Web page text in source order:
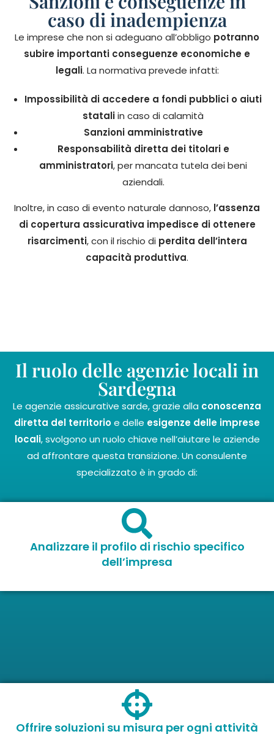
Le imprese che non si adeguano all’obbligo potranno
subire importanti conseguenze economiche e
legali. La normativa prevede infatti:
Impossibilità di accedere a fondi pubblici o aiuti
stataliin caso di calamità
Sanzioni amministrative
Responsabilità diretta dei titolari e
amministratori, per mancata tutela dei beni
aziendali.
Inoltre, in caso di evento naturale dannoso, l’assenza
di copertura assicurativa impedisce di ottenere
risarcimenti, con il rischio di perdita dell’intera
capacità produttiva.
caso di inadempienza
Il ruolo delle agenzie locali in
Sardegna
Le agenzie assicurative sarde, grazie alla conoscenza
diretta del territorioe delle esigenze delle imprese
locali, svolgono un ruolo chiave nell’aiutare le aziende
ad affrontare questa transizione. Un consulente
specializzato è in grado di:
Analizzare il profilo di rischio specifico
dell’impresa
Offrire soluzioni su misura per ogni attività